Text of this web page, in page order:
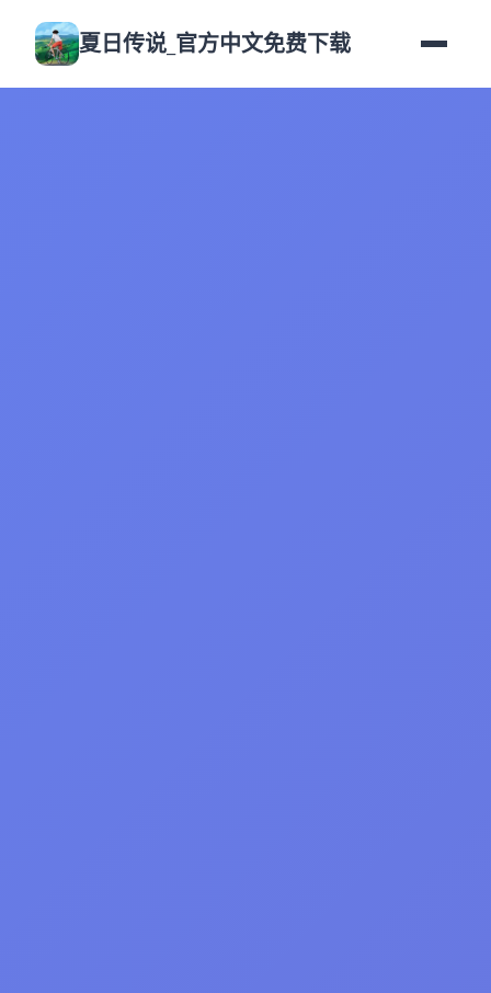
夏日传说_官方中文免费下载